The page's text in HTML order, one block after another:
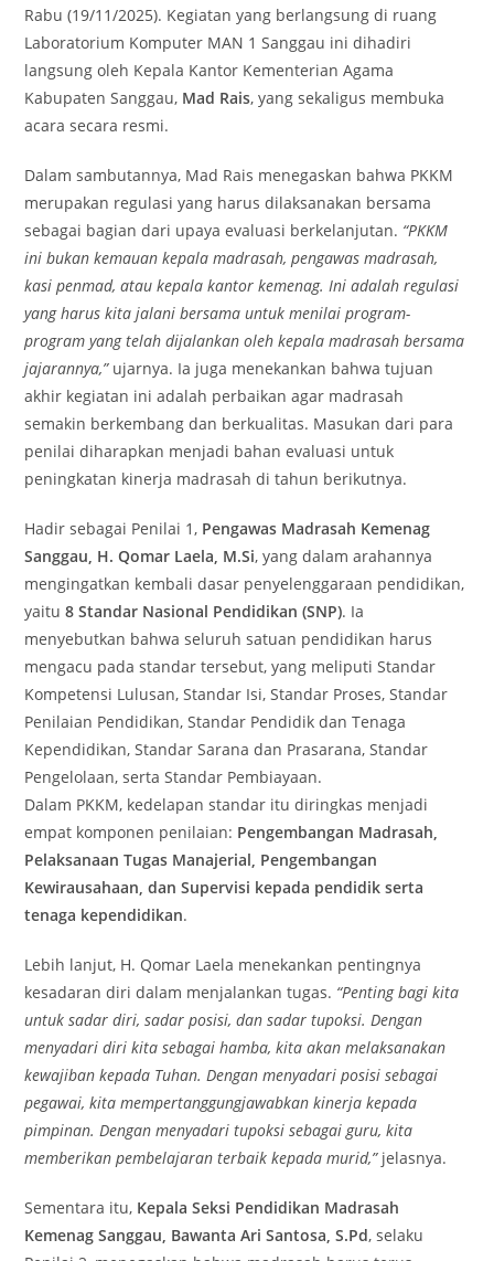
Rabu (19/11/2025). Kegiatan yang berlangsung di ruang
Laboratorium Komputer MAN 1 Sanggau ini dihadiri
langsung oleh Kepala Kantor Kementerian Agama
Kabupaten Sanggau, Mad Rais, yang sekaligus membuka
acara secara resmi.
Dalam sambutannya, Mad Rais menegaskan bahwa PKKM
merupakan regulasi yang harus dilaksanakan bersama
sebagai bagian dari upaya evaluasi berkelanjutan. “PKKM
ini bukan kemauan kepala madrasah, pengawas madrasah,
kasi penmad, atau kepala kantor kemenag. Ini adalah regulasi
yang harus kita jalani bersama untuk menilai program-
program yang telah dijalankan oleh kepala madrasah bersama
jajarannya,”ujarnya. Ia juga menekankan bahwa tujuan
akhir kegiatan ini adalah perbaikan agar madrasah
semakin berkembang dan berkualitas. Masukan dari para
penilai diharapkan menjadi bahan evaluasi untuk
peningkatan kinerja madrasah di tahun berikutnya.
Hadir sebagai Penilai 1, Pengawas Madrasah Kemenag
Sanggau, H. Qomar Laela, M.Si, yang dalam arahannya
mengingatkan kembali dasar penyelenggaraan pendidikan,
yaitu8 Standar Nasional Pendidikan (SNP). Ia
menyebutkan bahwa seluruh satuan pendidikan harus
mengacu pada standar tersebut, yang meliputi Standar
Kompetensi Lulusan, Standar Isi, Standar Proses, Standar
Penilaian Pendidikan, Standar Pendidik dan Tenaga
Kependidikan, Standar Sarana dan Prasarana, Standar
Pengelolaan, serta Standar Pembiayaan.
Dalam PKKM, kedelapan standar itu diringkas menjadi
empat komponen penilaian: Pengembangan Madrasah,
Pelaksanaan Tugas Manajerial, Pengembangan
Kewirausahaan, dan Supervisi kepada pendidik serta
tenaga kependidikan.
Lebih lanjut, H. Qomar Laela menekankan pentingnya
kesadaran diri dalam menjalankan tugas. “Penting bagi kita
untuk sadar diri, sadar posisi, dan sadar tupoksi. Dengan
menyadari diri kita sebagai hamba, kita akan melaksanakan
kewajiban kepada Tuhan. Dengan menyadari posisi sebagai
pegawai, kita mempertanggungjawabkan kinerja kepada
pimpinan. Dengan menyadari tupoksi sebagai guru, kita
memberikan pembelajaran terbaik kepada murid,”jelasnya.
Sementara itu, Kepala Seksi Pendidikan Madrasah
Kemenag Sanggau, Bawanta Ari Santosa, S.Pd, selaku